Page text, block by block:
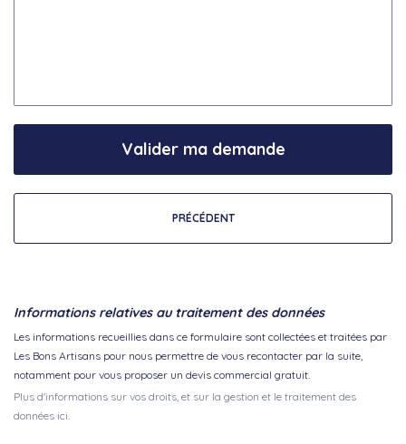
PRÉCÉDENT
Valider ma demande
Informations relatives au traitement des données
Les informations recueillies dans ce formulaire sont collectées et traitées par
Les Bons Artisans pour nous permettre de vous recontacter par la suite,
notamment pour vous proposer un devis commercial gratuit.
Plus d'informations sur vos droits, et sur la gestion et le traitement des
données ici.